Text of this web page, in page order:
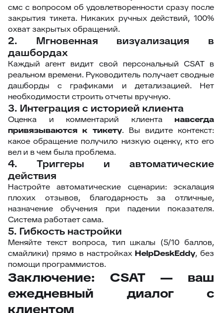
смс с вопросом об удовлетворенности сразу после
закрытия тикета. Никаких ручных действий, 100%
охват закрытых обращений.
2. Мгновенная визуализация в
дашбордах
Каждый агент видит свой персональный CSAT в
реальном времени. Руководитель получает сводные
дашборды с графиками и детализацией. Нет
необходимости строить отчеты вручную.
3. Интеграция с историей клиента
Оценка и комментарий клиента навсегда
привязываются к тикету. Вы видите контекст:
какое обращение получило низкую оценку, кто его
вел и в чем была проблема.
4. Триггеры и автоматические
действия
Настройте автоматические сценарии: эскалация
плохих отзывов, благодарность за отличные,
назначение обучения при падении показателя.
Система работает сама.
5. Гибкость настройки
Меняйте текст вопроса, тип шкалы (5/10 баллов,
смайлики) прямо в настройках HelpDeskEddy, без
помощи программистов.
Заключение: CSAT — ваш
ежедневный диалог с
клиентом